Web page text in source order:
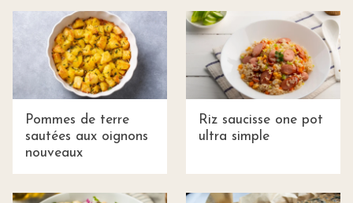
Pommes de terre
sautées aux oignons
nouveaux
Riz saucisse one pot
ultra simple